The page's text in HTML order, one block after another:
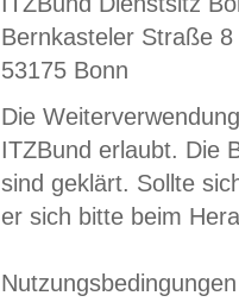
Bernkasteler Straße 8
53175 Bonn
Die
ITZBund erlaubt. Die
sind geklärt. Sollte
er sich bitte beim